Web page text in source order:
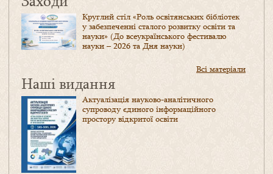
Круглий стіл «Роль освітянських бібліотек
у забезпеченні сталого розвитку освіти та
науки» (До всеукраїнського фестивалю
науки – 2026 та Дня науки)
Всі матеріали
Наші видання
Актуалізація науково-аналітичного
супроводу єдиного інформаційного
простору відкритої освіти